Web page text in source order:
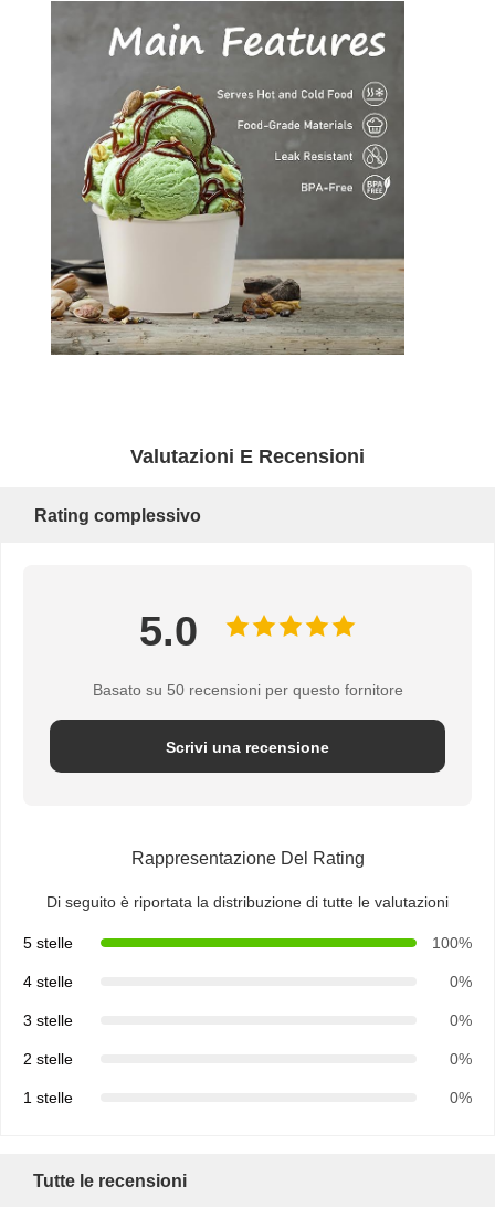
Controllo
Della Qualità
Contattaci Notizie Casi
Ora
Chiacchieri
Coppa di caffè di carta
Scatola di cibo da asporto
scatola di carta personalizzata
Carta di confezione
imballaggi per alimenti e bevande
Valutazioni E Recensioni
Rating complessivo
5.0
Basato su 50 recensioni per questo fornitore
Scrivi una recensione
Rappresentazione Del Rating
Di seguito è riportata la distribuzione di tutte le valutazioni
5 stelle 100%
4 stelle 0%
3 stelle 0%
2 stelle 0%
1 stelle 0%
Tutte le recensioni